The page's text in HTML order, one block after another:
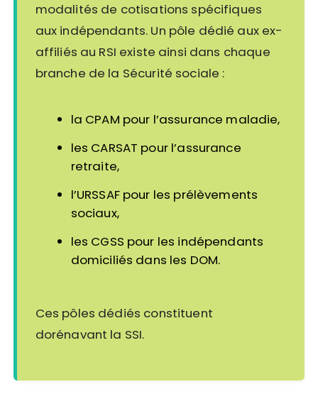
modalités de cotisations spécifiques
aux indépendants. Un pôle dédié aux ex-
affiliés au RSI existe ainsi dans chaque
branche de la Sécurité sociale :
la CPAM pour l’assurance maladie,
les CARSAT pour l’assurance
retraite,
l’URSSAF pour les prélèvements
sociaux,
les CGSS pour les indépendants
domiciliés dans les DOM.
Ces pôles dédiés constituent
dorénavant la SSI.